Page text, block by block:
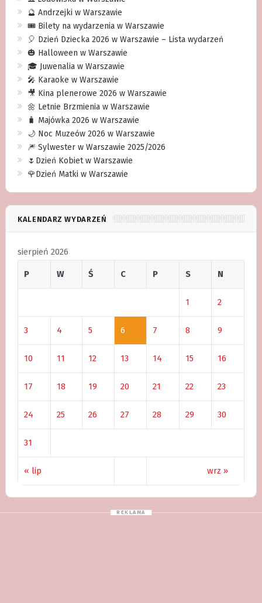
🔮 Andrzejki w Warszawie
🎟️ Bilety na wydarzenia w Warszawie
🎈 Dzień Dziecka 2026 w Warszawie – Lista wydarzeń
🎃 Halloween w Warszawie
🎓 Juwenalia w Warszawie
🎤 Karaoke w Warszawie
🎥 Kina plenerowe 2026 w Warszawie
🌼 Letnie Brzmienia w Warszawie
🧳 Majówka 2026 w Warszawie
🌙 Noc Muzeów 2026 w Warszawie
🎆 Sylwester w Warszawie 2025/2026
🌷Dzień Kobiet w Warszawie
🌹Dzień Matki w Warszawie
KALENDARZ WYDARZEŃ
sierpień 2026
P W Ś C P S N
« lip wrz »
1 2
3 4 5 6 7 8 9
10 11 12 13 14 15 16
17 18 19 20 21 22 23
24 25 26 27 28 29 30
31